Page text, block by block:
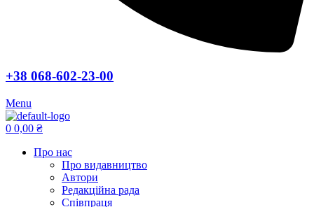
+38 068-602-23-00
Menu
0 0,00 ₴
Про нас
Про видавництво
Автори
Редакційна рада
Співпраця